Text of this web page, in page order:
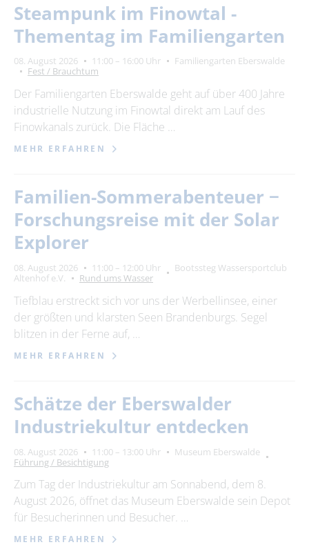
Steampunk im Finowtal -
Thementag im Familiengarten
08. August 2026 11:00 – 16:00 Uhr
Familiengarten Eberswalde
Fest / Brauchtum
Der Familiengarten Eberswalde geht auf über 400 Jahre
industrielle Nutzung im Finowtal direkt am Lauf des
Finowkanals zurück. Die Fläche …
MEHR ERFAHREN
Familien-Sommerabenteuer −
Forschungsreise mit der Solar
Explorer
08. August 2026 11:00 – 12:00 Uhr
Bootssteg Wassersportclub
Altenhof e.V.
Rund ums Wasser
Tiefblau erstreckt sich vor uns der Werbellinsee, einer
der größten und klarsten Seen Brandenburgs. Segel
blitzen in der Ferne auf, …
MEHR ERFAHREN
Schätze der Eberswalder
Industriekultur entdecken
08. August 2026 11:00 – 13:00 Uhr
Museum Eberswalde
Führung / Besichtigung
Zum Tag der Industriekultur am Sonnabend, dem 8.
August 2026, öffnet das Museum Eberswalde sein Depot
für Besucherinnen und Besucher. …
MEHR ERFAHREN